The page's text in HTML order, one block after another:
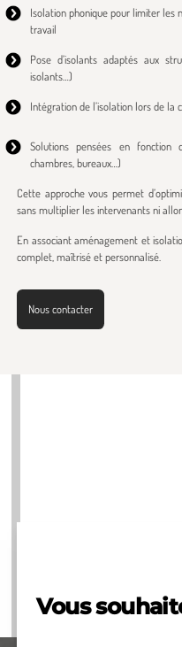
Isolation phonique pour limiter les
travail
Pose d’isolants adaptés aux
isolants…)
Intégration de l’isolation lors de la
Solutions pensées en fonction
chambres, bureaux…)
Cette approche vous permet
sans multiplier les intervenants ni
En associant aménagement et
complet, maîtrisé et personnalisé.
Nous contacter
Vous